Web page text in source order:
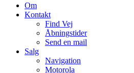
Om
Kontakt
Find Vej
Åbningstider
Send en mail
Salg
Navigation
Motorola